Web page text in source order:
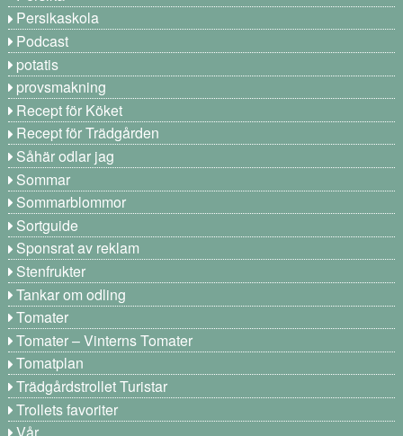
Persikaskola
Podcast
potatis
provsmakning
Recept för Köket
Recept för Trädgården
Såhär odlar jag
Sommar
Sommarblommor
Sortguide
Sponsrat av reklam
Stenfrukter
Tankar om odling
Tomater
Tomater – Vinterns Tomater
Tomatplan
Trädgårdstrollet Turistar
Trollets favoriter